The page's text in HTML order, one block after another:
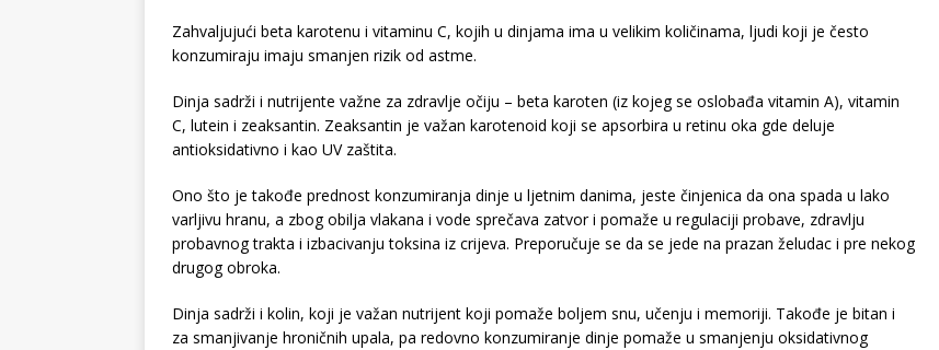
Zahvaljujući beta karotenu i vitaminu C, kojih u dinjama ima u velikim količinama, ljudi koji je često
konzumiraju imaju smanjen rizik od astme.
Dinja sadrži i nutrijente važne za zdravlje očiju – beta karoten (iz kojeg se oslobađa vitamin A), vitamin
C, lutein i zeaksantin. Zeaksantin je važan karotenoid koji se apsorbira u retinu oka gde deluje
antioksidativno i kao UV zaštita.
Ono što je takođe prednost konzumiranja dinje u ljetnim danima, jeste činjenica da ona spada u lako
varljivu hranu, a zbog obilja vlakana i vode sprečava zatvor i pomaže u regulaciji probave, zdravlju
probavnog trakta i izbacivanju toksina iz crijeva. Preporučuje se da se jede na prazan želudac i pre nekog
drugog obroka.
Dinja sadrži i kolin, koji je važan nutrijent koji pomaže boljem snu, učenju i memoriji. Takođe je bitan i
za smanjivanje hroničnih upala, pa redovno konzumiranje dinje pomaže u smanjenju oksidativnog